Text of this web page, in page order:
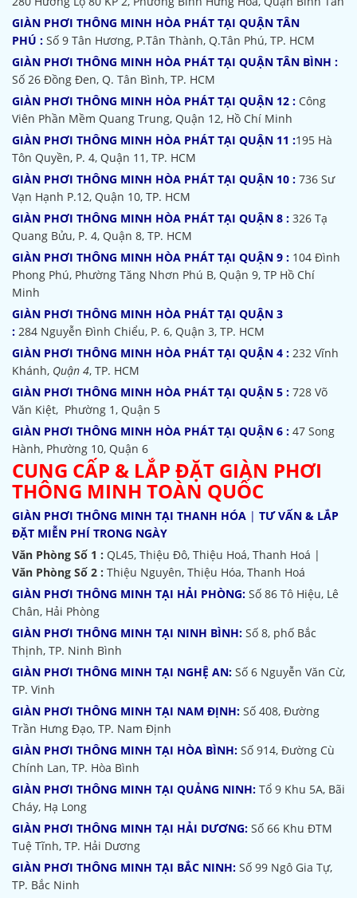
GIÀN PHƠI THÔNG MINH HÒA PHÁT TẠI QUẬN TÂN
PHÚ : Số 9 Tân Hương, P.Tân Thành, Q.Tân Phú, TP. HCM
GIÀN PHƠI THÔNG MINH HÒA PHÁT TẠI QUẬN TÂN BÌNH :
Số 26 Đồng Đen, Q. Tân Bình, TP. HCM
GIÀN PHƠI THÔNG MINH HÒA PHÁT TẠI QUẬN 12 : Công
Viên Phần Mềm Quang Trung, Quận 12, Hồ Chí Minh
GIÀN PHƠI THÔNG MINH HÒA PHÁT TẠI QUẬN 11 :195 Hà
Tôn Quyền, P. 4, Quận 11, TP. HCM
GIÀN PHƠI THÔNG MINH HÒA PHÁT TẠI QUẬN 10 : 736 Sư
Vạn Hạnh P.12, Quận 10, TP. HCM
GIÀN PHƠI THÔNG MINH HÒA PHÁT TẠI QUẬN 8 : 326 Tạ
Quang Bửu, P. 4, Quận 8, TP. HCM
GIÀN PHƠI THÔNG MINH HÒA PHÁT TẠI QUẬN 9 : 104 Đình
Phong Phú, Phường Tăng Nhơn Phú B, Quận 9, TP Hồ Chí
Minh
GIÀN PHƠI THÔNG MINH HÒA PHÁT TẠI QUẬN 3
: 284 Nguyễn Đình Chiểu, P. 6, Quận 3, TP. HCM
GIÀN PHƠI THÔNG MINH HÒA PHÁT TẠI QUẬN 4 : 232 Vĩnh
Khánh, Quận 4, TP. HCM
GIÀN PHƠI THÔNG MINH HÒA PHÁT TẠI QUẬN 5 : 728 Võ
Văn Kiệt, Phường 1, Quận 5
GIÀN PHƠI THÔNG MINH HÒA PHÁT TẠI QUẬN 6 : 47 Song
Hành, Phường 10, Quận 6
CUNG CẤP & LẮP ĐẶT GIÀN PHƠI
THÔNG MINH TOÀN QUỐC
GIÀN PHƠI THÔNG MINH TẠI THANH HÓA | TƯ VẤN & LẮP
ĐẶT MIỄN PHÍ TRONG NGÀY
Văn Phòng Số 1 : QL45, Thiệu Đô, Thiệu Hoá, Thanh Hoá |
Văn Phòng Số 2 : Thiệu Nguyên, Thiệu Hóa, Thanh Hoá
GIÀN PHƠI THÔNG MINH TẠI HẢI PHÒNG: Số 86 Tô Hiệu, Lê
Chân, Hải Phòng
GIÀN PHƠI THÔNG MINH TẠI NINH BÌNH: Số 8, phố Bắc
Thịnh, TP. Ninh Bình
GIÀN PHƠI THÔNG MINH TẠI NGHỆ AN: Số 6 Nguyễn Văn Cừ,
TP. Vinh
GIÀN PHƠI THÔNG MINH TẠI NAM ĐỊNH: Số 408, Đường
Trần Hưng Đạo, TP. Nam Định
GIÀN PHƠI THÔNG MINH TẠI HÒA BÌNH: Số 914, Đường Cù
Chính Lan, TP. Hòa Bình
GIÀN PHƠI THÔNG MINH TẠI QUẢNG NINH: Tổ 9 Khu 5A, Bãi
Cháy, Hạ Long
GIÀN PHƠI THÔNG MINH TẠI HẢI DƯƠNG: Số 66 Khu ĐTM
Tuệ Tĩnh, TP. Hải Dương
GIÀN PHƠI THÔNG MINH TẠI BẮC NINH: Số 99 Ngô Gia Tự,
TP. Bắc Ninh